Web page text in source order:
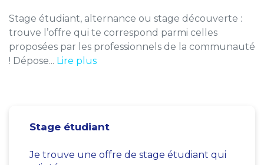
Stage étudiant, alternance ou stage découverte :
trouve l’offre qui te correspond parmi celles
proposées par les professionnels de la communauté
! Dépose... Lire plus
Stage étudiant
Je trouve une offre de stage étudiant qui